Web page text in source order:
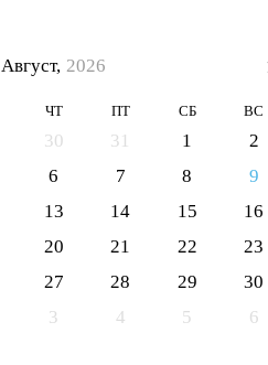
Август, 2026
ЧТ ПТ СБ ВС
30 31 1
2
6 7 8
9
13 14 15
16
20 21 22
23
27 28 29
30
3 4 5 6